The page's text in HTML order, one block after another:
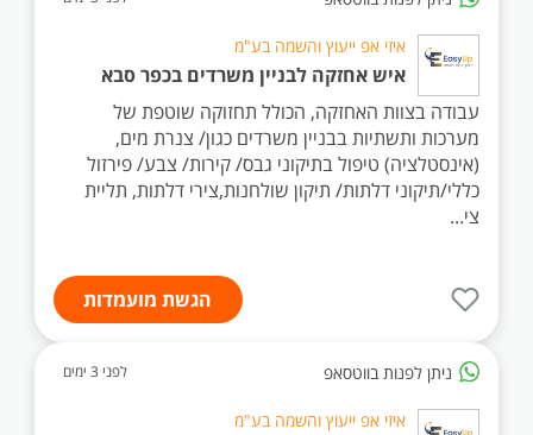
איזי אפ ייעוץ והשמה בע"מ
איש אחזקה לבניין משרדים בכפר סבא
עבודה בצוות האחזקה, הכולל תחזוקה שוטפת של
מערכות ותשתיות בבניין משרדים כגון/ צנרת מים,
(אינסטלציה) טיפול בתיקוני גבס/ קירות/ צבע/ פירזול
כללי/תיקוני דלתות/ תיקון שולחנות,צירי דלתות, תליית
צי...
הגשת מועמדות
ניתן לפנות בווטסאפ לפני 3 ימים
איזי אפ ייעוץ והשמה בע"מ